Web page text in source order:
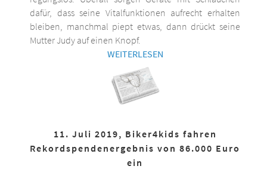
dafür, dass seine Vitalfunktionen aufrecht erhalten
bleiben, manchmal piept etwas, dann drückt seine
Mutter Judy auf einen Knopf.
WEITERLESEN
11. Juli 2019, Biker4kids fahren
Rekordspendenergebnis von 86.000 Euro
ein